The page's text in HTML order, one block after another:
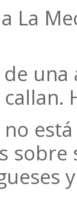
La
sobre